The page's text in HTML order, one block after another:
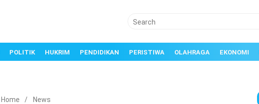
POLITIK HUKRIM PENDIDIKAN PERISTIWA OLAHRAGA EKONOMI
Home / News